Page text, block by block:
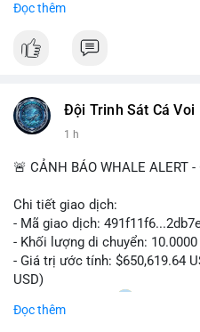
theo.
#bitcoin #btc #cryptonews
#vlikevn #titanbot
📰 Nguồn: Cointelegraph
Đọc thêm
Đội Trinh Sát Cá Voi
1 h
🚨 CẢNH BÁO WHALE ALERT -
Chi tiết giao dịch:
- Mã giao dịch:
- Khối lượng di chuyển: 10.0000
- Giá trị ước tính: $650,619.64
USD)
- Thời gian: 11:20
Đọc thêm